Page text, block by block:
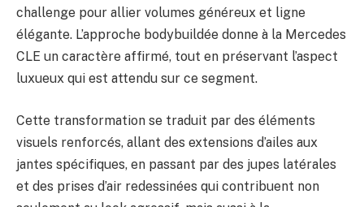
challenge pour allier volumes généreux et ligne
élégante. L’approche bodybuildée donne à la Mercedes
CLE un caractère affirmé, tout en préservant l’aspect
luxueux qui est attendu sur ce segment.
Cette transformation se traduit par des éléments
visuels renforcés, allant des extensions d’ailes aux
jantes spécifiques, en passant par des jupes latérales
et des prises d’air redessinées qui contribuent non